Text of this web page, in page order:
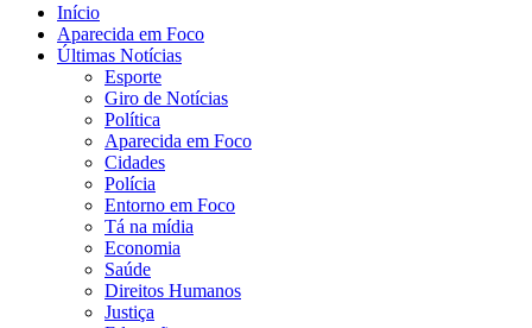
Início
Aparecida em Foco
Últimas Notícias
Esporte
Giro de Notícias
Política
Aparecida em Foco
Cidades
Polícia
Entorno em Foco
Tá na mídia
Economia
Saúde
Direitos Humanos
Justiça